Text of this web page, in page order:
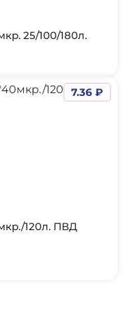
25/100/180л.
120л. ПВД
7.36 ₽